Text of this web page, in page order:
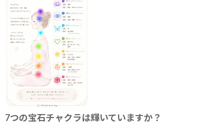
2021年12月
2021年9月
2021年8月
2021年7月
2021年6月
2021年5月
2021年3月
7つの宝石チャクラは輝いていますか？